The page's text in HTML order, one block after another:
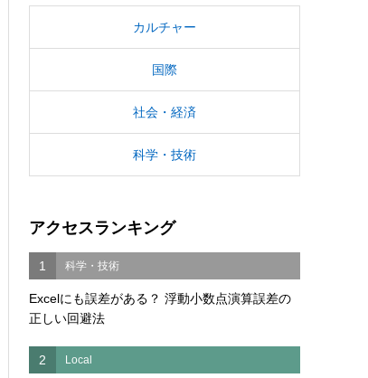
カルチャー
国際
社会・経済
科学・技術
アクセスランキング
1 科学・技術
Excelにも誤差がある？ 浮動小数点演算誤差の
正しい回避法
2 Local